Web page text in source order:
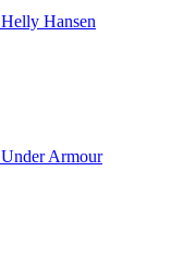
Helly Hansen
Under Armour